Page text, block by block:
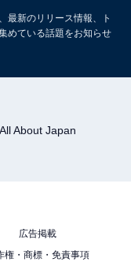
最新のリリース情報、ト
めている話題をお知らせ
All About Japan
広告掲載
権・商標・免責事項